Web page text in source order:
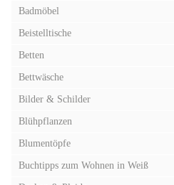
Badmöbel
Beistelltische
Betten
Bettwäsche
Bilder & Schilder
Blühpflanzen
Blumentöpfe
Buchtipps zum Wohnen in Weiß